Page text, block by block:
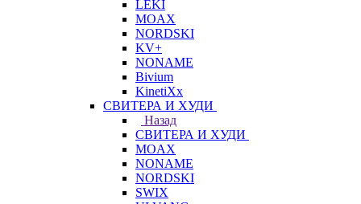
LEKI
MOAX
NORDSKI
KV+
NONAME
Bivium
KinetiXx
СВИТЕРА И ХУДИ
Назад
СВИТЕРА И ХУДИ
MOAX
NONAME
NORDSKI
SWIX